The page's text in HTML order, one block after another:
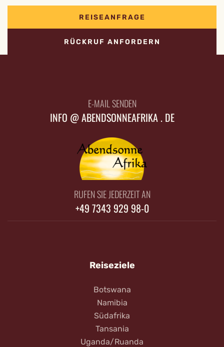
REISEANFRAGE
RÜCKRUF ANFORDERN
E-MAIL SENDEN
INFO @ ABENDSONNEAFRIKA . DE
RUFEN SIE JEDERZEIT AN
+49 7343 929 98-0
Reiseziele
Botswana
Namibia
Südafrika
Tansania
Uganda/Ruanda